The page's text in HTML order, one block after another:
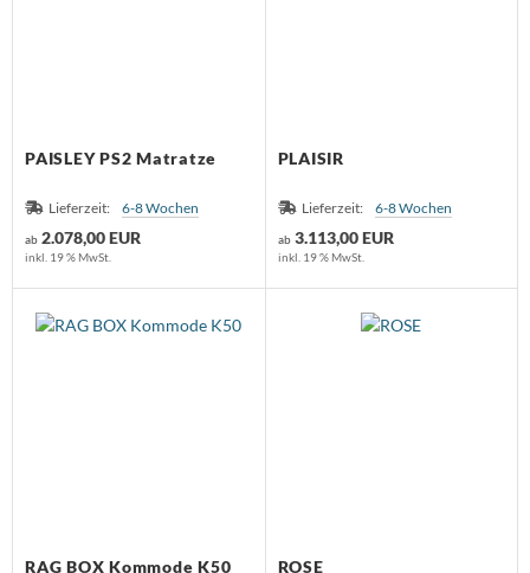
PAISLEY PS2 Matratze
Lieferzeit: 6-8 Wochen
ab 2.078,00 EUR
inkl. 19 % MwSt.
PLAISIR
Lieferzeit: 6-8 Wochen
ab 3.113,00 EUR
inkl. 19 % MwSt.
RAG BOX Kommode K50 ROSE